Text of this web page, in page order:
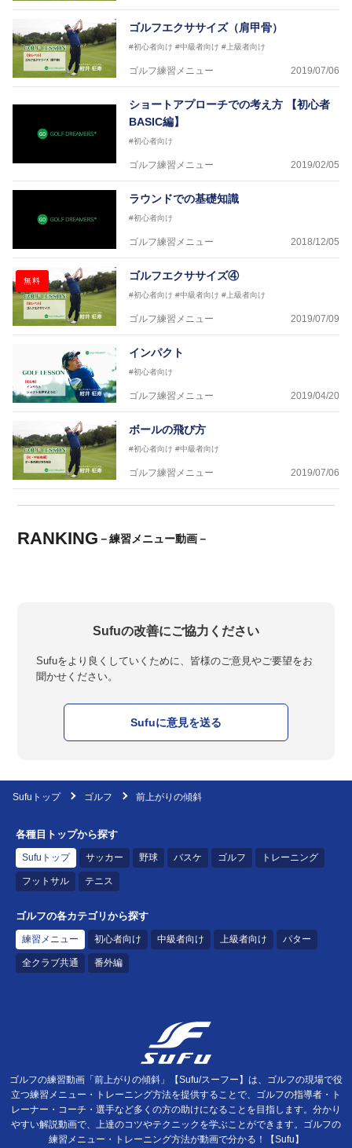
ゴルフエクササイズ（肩甲骨）
#初心者向け #中級者向け #上級者向け
ゴルフ練習メニュー 2019/07/06
ショートアプローチでの考え方 【初心者
BASIC編】
#初心者向け
ゴルフ練習メニュー 2019/02/05
ラウンドでの基礎知識
#初心者向け
ゴルフ練習メニュー 2018/12/05
無料 ゴルフエクササイズ④
#初心者向け #中級者向け #上級者向け
ゴルフ練習メニュー 2019/07/09
インパクト
#初心者向け
ゴルフ練習メニュー 2019/04/20
ボールの飛び方
#初心者向け #中級者向け
ゴルフ練習メニュー 2019/07/06
RANKING －練習メニュー動画－
Sufuの改善にご協力ください
Sufuをより良くしていくために、皆様のご意見やご要望をお
聞かせください。
Sufuに意見を送る
Sufuトップ ゴルフ 前上がりの傾斜
各種目トップから探す
Sufuトップ サッカー 野球 バスケ ゴルフ トレーニング
フットサル テニス
ゴルフの各カテゴリから探す
練習メニュー 初心者向け 中級者向け 上級者向け パター
全クラブ共通 番外編
ゴルフの練習動画「前上がりの傾斜」【Sufu/スーフー】は、ゴルフの現場で役
立つ練習メニュー・トレーニング方法を提供することで、ゴルフの指導者・ト
レーナー・コーチ・選手など多くの方の助けになることを目指します。分かり
やすい解説動画で、上達のコツやテクニックを学ぶことができます。ゴルフの
練習メニュー・トレーニング方法が動画で分かる！【Sufu】